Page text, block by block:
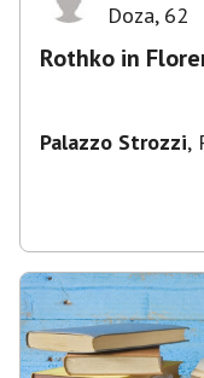
Doza, 62
Rothko in
Palazzo Strozzi,